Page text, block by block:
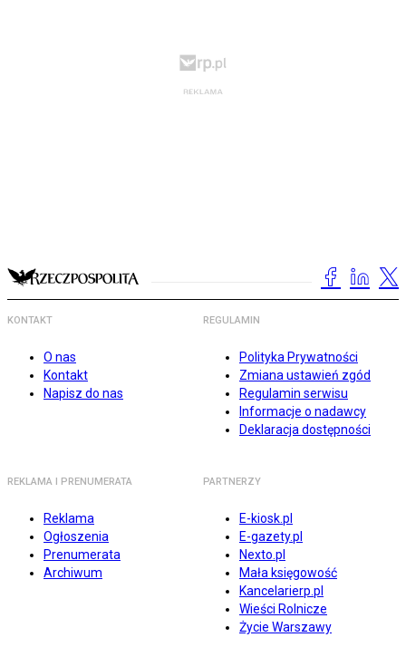
KONTAKT
O nas
Kontakt
Napisz do nas
REGULAMIN
Polityka Prywatności
Zmiana ustawień zgód
Regulamin serwisu
Informacje o nadawcy
Deklaracja dostępności
REKLAMA I PRENUMERATA
Reklama
Ogłoszenia
Prenumerata
Archiwum
PARTNERZY
E-kiosk.pl
E-gazety.pl
Nexto.pl
Mała księgowość
Kancelarierp.pl
Wieści Rolnicze
Życie Warszawy